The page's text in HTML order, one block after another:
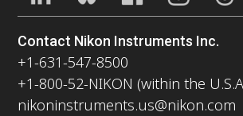
Contact Nikon Instruments Inc.
+1-631-547-8500
+1-800-52-NIKON (within the
nikoninstruments.us@nikon.com